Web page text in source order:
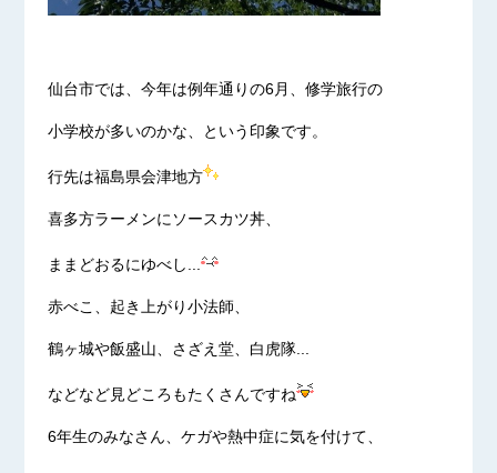
仙台市では、今年は例年通りの6月、修学旅行の
小学校が多いのかな、という印象です。
行先は福島県会津地方
喜多方ラーメンにソースカツ丼、
ままどおるにゆべし...
赤べこ、起き上がり小法師、
鶴ヶ城や飯盛山、さざえ堂、白虎隊...
などなど見どころもたくさんですね
6年生のみなさん、ケガや熱中症に気を付けて、